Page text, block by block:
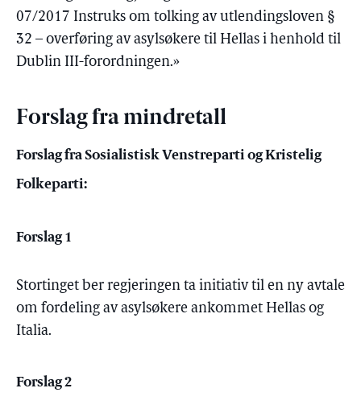
07/2017 Instruks om tolking av utlendingsloven §
32 – overføring av asylsøkere til Hellas i henhold til
Dublin III-forordningen.»
Forslag fra mindretall
Forslag fra Sosialistisk Venstreparti og Kristelig
Folkeparti:
Forslag 1
Stortinget ber regjeringen ta initiativ til en ny avtale
om fordeling av asylsøkere ankommet Hellas og
Italia.
Forslag 2